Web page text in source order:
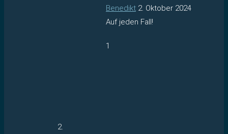
Benedikt 2. Oktober 2024
Auf jeden Fall!
1